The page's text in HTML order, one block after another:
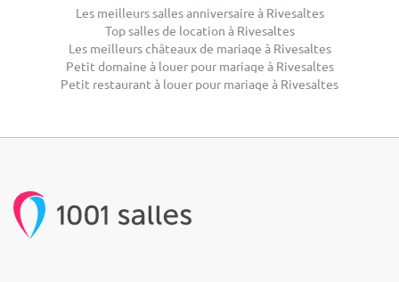
Les meilleurs salles anniversaire à Rivesaltes
Top salles de location à Rivesaltes
Les meilleurs châteaux de mariage à Rivesaltes
Petit domaine à louer pour mariage à Rivesaltes
Petit restaurant à louer pour mariage à Rivesaltes